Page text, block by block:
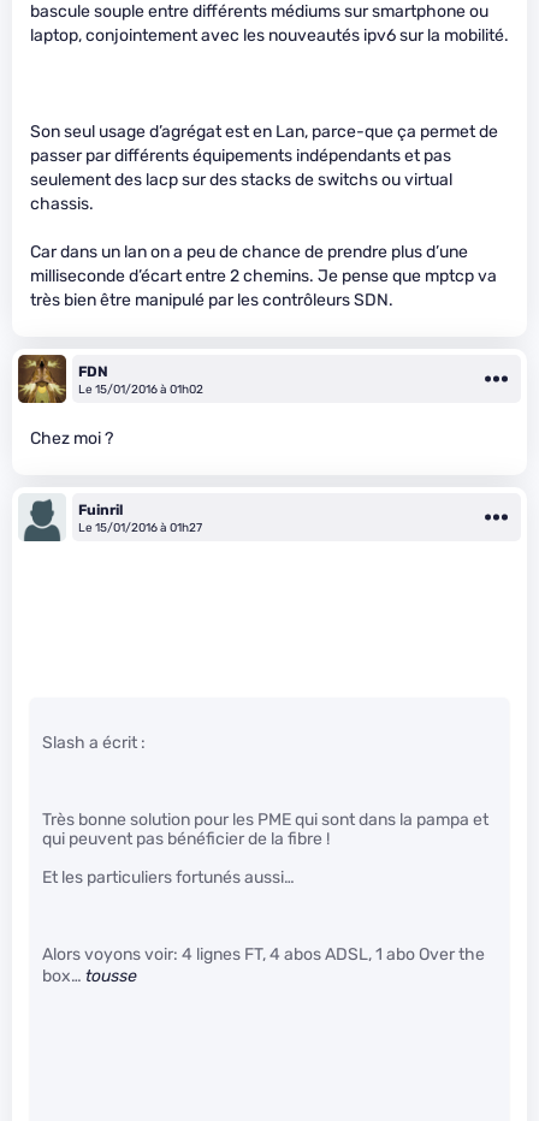
bascule souple entre différents médiums sur smartphone ou
laptop, conjointement avec les nouveautés ipv6 sur la mobilité.
Son seul usage d’agrégat est en Lan, parce-que ça permet de
passer par différents équipements indépendants et pas
seulement des lacp sur des stacks de switchs ou virtual
chassis.
Car dans un lan on a peu de chance de prendre plus d’une
milliseconde d’écart entre 2 chemins. Je pense que mptcp va
très bien être manipulé par les contrôleurs SDN.
FDN
Le 15/01/2016 à 01h02
Chez moi ?
Fuinril
Le 15/01/2016 à 01h27
Slash a écrit :
Très bonne solution pour les PME qui sont dans la pampa et
qui peuvent pas bénéficier de la fibre !
Et les particuliers fortunés aussi…
Alors voyons voir: 4 lignes FT, 4 abos ADSL, 1 abo Over the
box… tousse